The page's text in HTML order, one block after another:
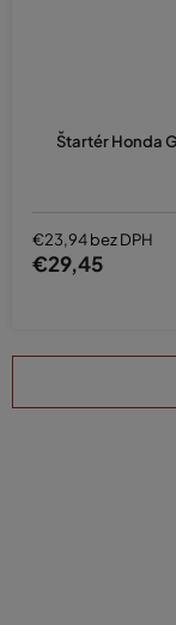
Štartér Honda
€23,94 bez DPH
€29,45